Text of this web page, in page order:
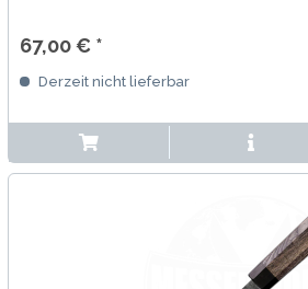
67,00 € *
Derzeit nicht lieferbar